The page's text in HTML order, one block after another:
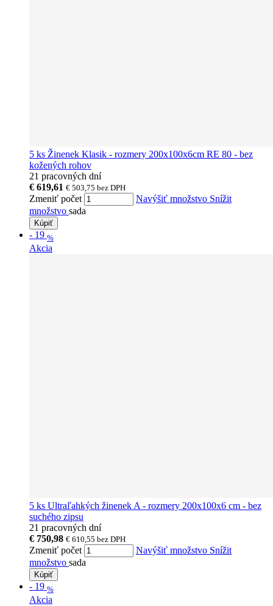
5 ks Žinenek Klasik - rozmery 200x100x6cm RE 80 - bez
kožených rohov
21 pracovných dní
€ 619,61 € 503,75 bez DPH
Zmeniť počet Navýšiť množstvo Snížit
množstvo sada
Kúpiť
- 19 %
Akcia
5 ks Ultraľahkých žinenek A - rozmery 200x100x6 cm - bez
suchého zipsu
21 pracovných dní
€ 750,98 € 610,55 bez DPH
Zmeniť počet Navýšiť množstvo Snížit
množstvo sada
Kúpiť
- 19 %
Akcia